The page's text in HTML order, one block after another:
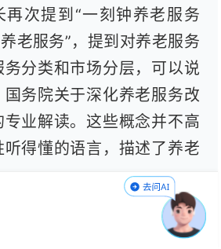
再次提到“一刻钟养老服务
老服务”，提到对养老服务
分类和市场分层，可以说
务院关于深化养老服务改
业解读。这些概念并不高
得懂的语言，描述了养老
康，经济条件良好，养老其